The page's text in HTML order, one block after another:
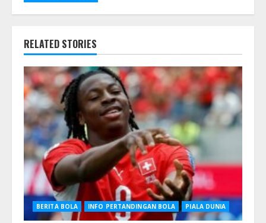
RELATED STORIES
BERITA BOLA INFO PERTANDINGAN BOLA PIALA DUNIA